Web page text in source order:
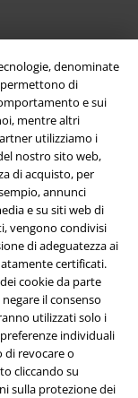
denominate
di
e sui
mentre altri
utilizziamo i
nostro sito web,
di acquisto, per
annunci
e su siti web di
vengono condivisi
di adeguatezza ai
certificati.
cookie da parte
il consenso
utilizzati solo i
individuali
di revocare o
cliccando su
sulla protezione dei